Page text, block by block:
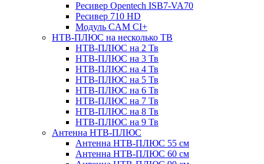
Ресивер Opentech ISB7-VA70
Ресивер 710 HD
Модуль CAM CI+
НТВ-ПЛЮС на несколько ТВ
НТВ-ПЛЮС на 2 Тв
НТВ-ПЛЮС на 3 Тв
НТВ-ПЛЮС на 4 Тв
НТВ-ПЛЮС на 5 Тв
НТВ-ПЛЮС на 6 Тв
НТВ-ПЛЮС на 7 Тв
НТВ-ПЛЮС на 8 Тв
НТВ-ПЛЮС на 9 Тв
Антенна НТВ-ПЛЮС
Антенна НТВ-ПЛЮС 55 см
Антенна НТВ-ПЛЮС 60 см